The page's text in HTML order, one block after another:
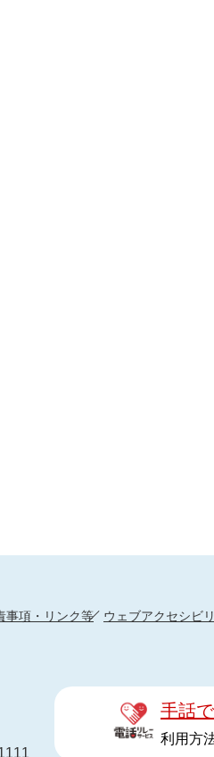
事項・リンク等 ウェブアクセシビ
手話
利用方